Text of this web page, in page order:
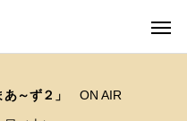
～ず２」 ON AIR